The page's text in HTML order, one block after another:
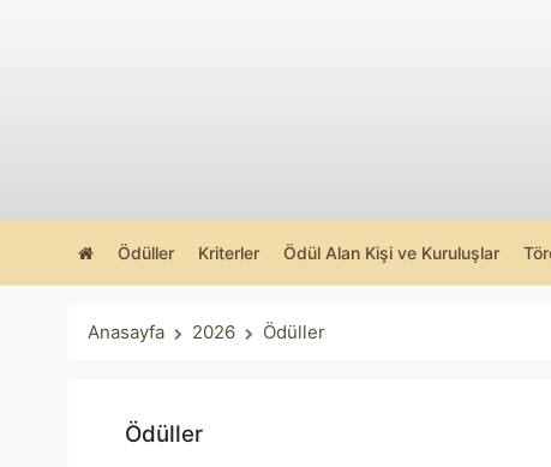
Ödüller Kriterler Ödül Alan Kişi ve Kuruluşlar
Anasayfa 2026 Ödüller
Ödüller